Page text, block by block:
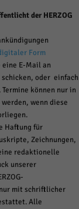
der HERZOG
Form
E-Mail an
schicken, oder einfach
können nur in
wenn diese
Haftung für
Zeichnungen,
redaktionelle
unserer
mit schriftlicher
Alle